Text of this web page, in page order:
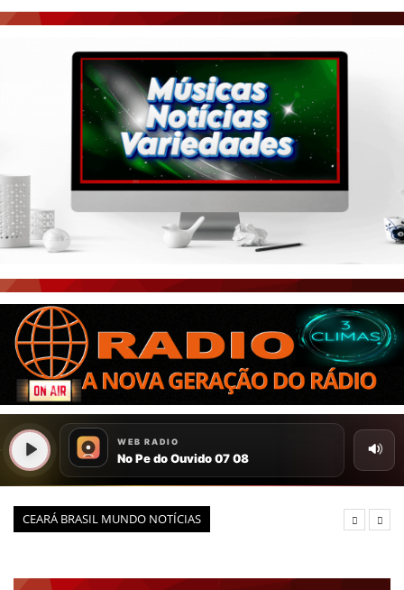
CEARÁ BRASIL MUNDO NOTÍCIAS
AGÊNCIA DE NOTÍCIAS
CNN BRASIL
PORTAL CEARÁ
ÚLTIMAS POSTAGENS
BOAS NOTÍCIAS...VIRAM MANCHETE!
CEARÁ BRASIL NOTÍCIAS
CEARÁ BRASIL MUNDO 1
BRASIL DE FATO
NOTÍCIAS GERAIS
CONECTE-SE
REGISTO